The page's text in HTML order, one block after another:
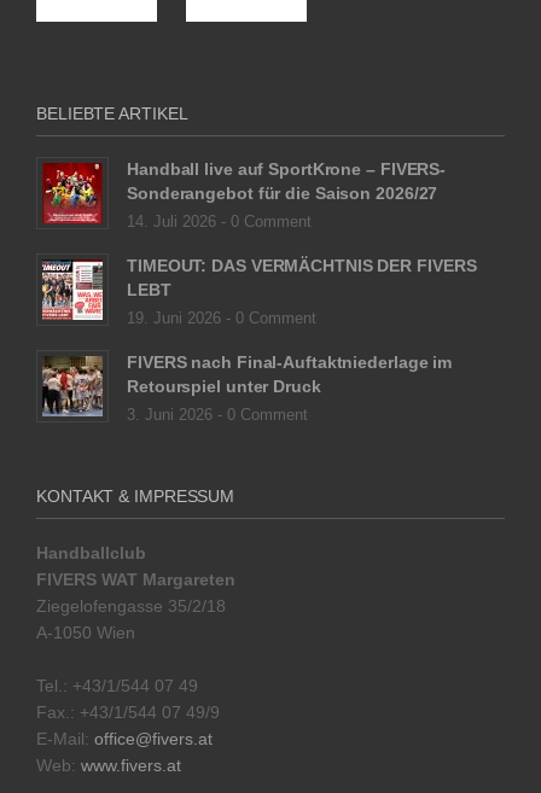
BELIEBTE ARTIKEL
Handball live auf SportKrone – FIVERS-
Sonderangebot für die Saison 2026/27
14. Juli 2026 - 0 Comment
TIMEOUT: DAS VERMÄCHTNIS DER FIVERS
LEBT
19. Juni 2026 - 0 Comment
FIVERS nach Final-Auftaktniederlage im
Retourspiel unter Druck
3. Juni 2026 - 0 Comment
KONTAKT & IMPRESSUM
Handballclub
FIVERS WAT Margareten
Ziegelofengasse 35/2/18
A-1050 Wien
Tel.: +43/1/544 07 49
Fax.: +43/1/544 07 49/9
E-Mail: office@fivers.at
Web: www.fivers.at